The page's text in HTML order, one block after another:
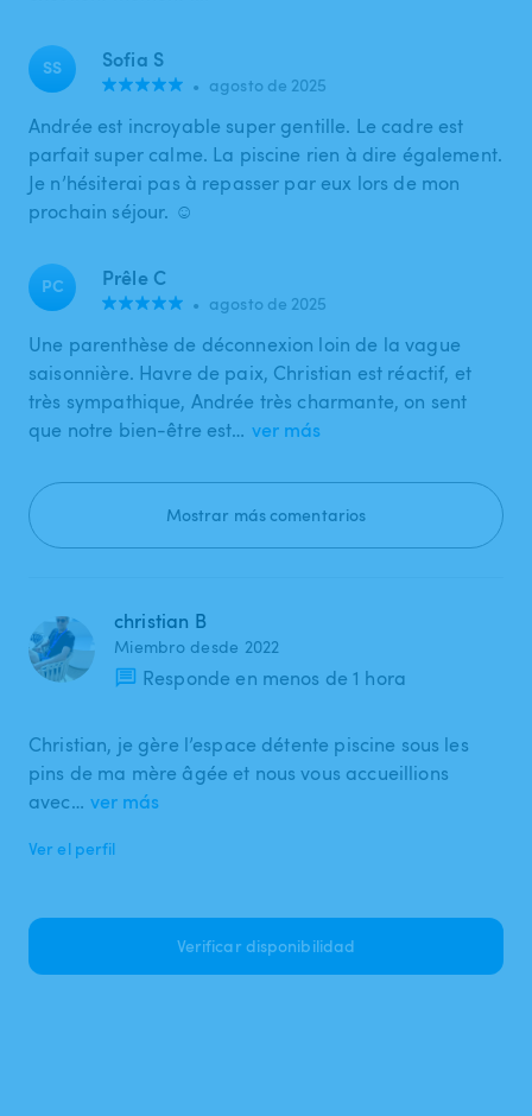
SS Sofia S
• agosto de 2025
Andrée est incroyable super gentille. Le cadre est
parfait super calme. La piscine rien à dire également.
Je n’hésiterai pas à repasser par eux lors de mon
prochain séjour. ☺️
PC Prêle C
• agosto de 2025
Une parenthèse de déconnexion loin de la vague
saisonnière. Havre de paix, Christian est réactif, et
très sympathique, Andrée très charmante, on sent
que notre bien-être est… ver más
Mostrar más comentarios
christian B
Miembro desde 2022
Responde en menos de 1 hora
Christian, je gère l’espace détente piscine sous les
pins de ma mère âgée et nous vous accueillions
avec… ver más
Ver el perfil
Verificar disponibilidad